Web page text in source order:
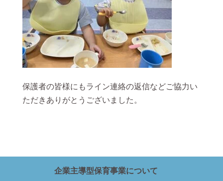
保護者の皆様にもライン連絡の返信などご協力い
ただきありがとうございました。
企業主導型保育事業について